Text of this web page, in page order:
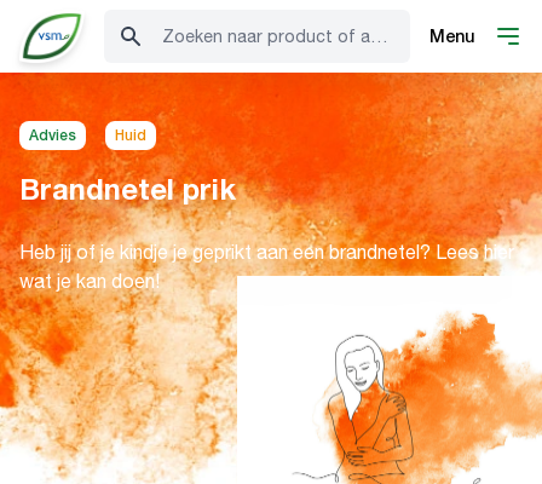
Zoeken naar product of advies Menu
Advies Huid
Brandnetel prik
Heb jij of je kindje je geprikt aan een brandnetel? Lees hier
wat je kan doen!